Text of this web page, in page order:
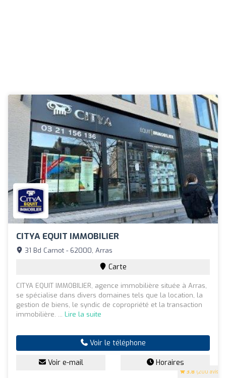
CITYA EQUIT IMMOBILIER
3.8 (200 avis)
31 Bd Carnot - 62000, Arras
Carte
CITYA EQUIT IMMOBILIER, agence immobilière située à Arras,
se spécialise dans divers domaines tels que la location, la
gestion de biens, le syndic de copropriété et la transaction
immobilière. ... Lire la suite
Voir le téléphone
Voir e-mail Horaires